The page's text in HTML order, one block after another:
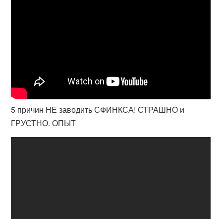
5 причин НЕ заводить СФИНКСА! СТРАШНО и
ГРУСТНО. ОПЫТ